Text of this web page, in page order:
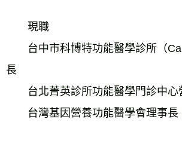
現職
台中市科博特功能醫學診所（
長
台北菁英診所功能醫學門診中心
台灣基因營養功能醫學會理事長